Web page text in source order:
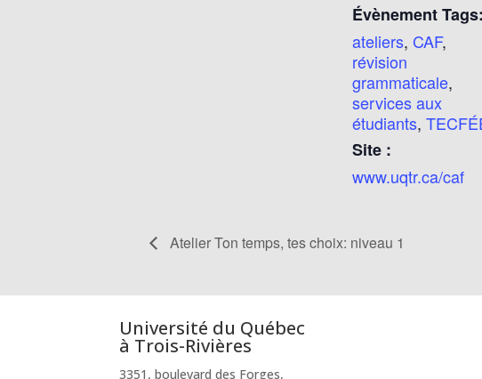
Évènement Tags:
ateliers, CAF,
révision
grammaticale,
services aux
étudiants,
Site :
www.uqtr.ca/caf
Atelier Ton temps, tes choix: niveau 1
Université du Québec
à Trois-Rivières
3351, boulevard des Forges,